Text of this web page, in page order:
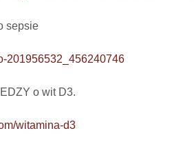
sepsie
201956532_456240746
o wit D3.
witamina-d3